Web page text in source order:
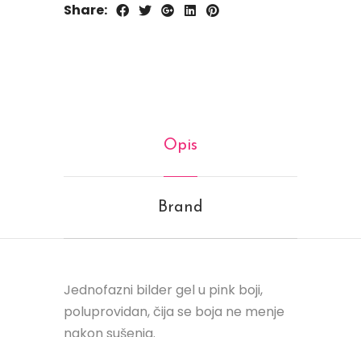
Share:
Opis
Brand
Jednofazni bilder gel u pink boji,
poluprovidan, čija se boja ne menje